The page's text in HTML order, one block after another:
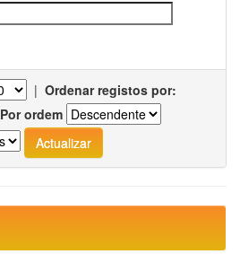
| Ordenar registos por:
Por ordem